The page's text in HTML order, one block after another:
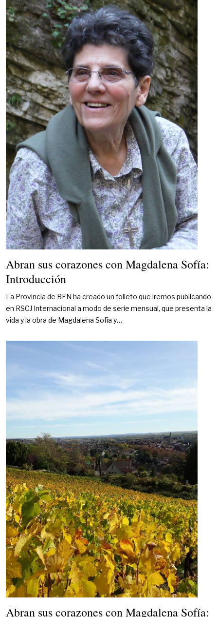
Abran sus corazones con Magdalena Sofía:
Introducción
La Provincia de BFN ha creado un folleto que iremos publicando
en RSCJ Internacional a modo de serie mensual, que presenta la
vida y la obra de Magdalena Sofía y…
Abran sus corazones con Magdalena Sofía: